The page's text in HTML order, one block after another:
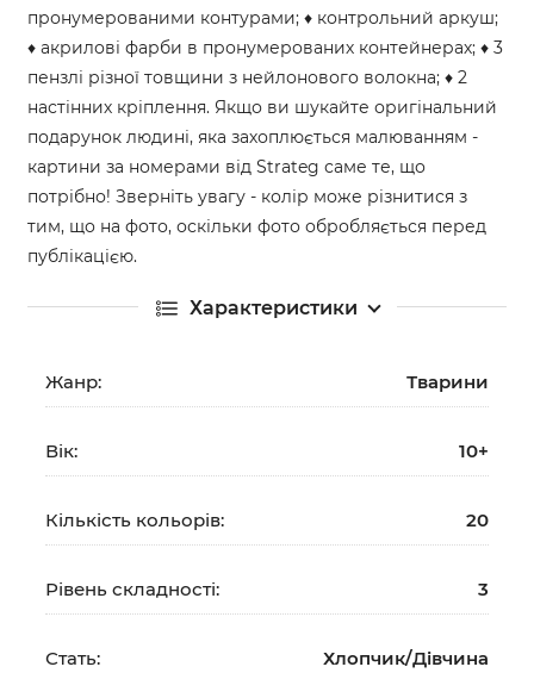
пронумерованими контурами; ♦ контрольний аркуш;
♦ акрилові фарби в пронумерованих контейнерах; ♦ 3
пензлі різної товщини з нейлонового волокна; ♦ 2
настінних кріплення. Якщо ви шукайте оригінальний
подарунок людині, яка захоплюється малюванням -
картини за номерами від Strateg саме те, що
потрібно! Зверніть увагу - колір може різнитися з
тим, що на фото, оскільки фото обробляється перед
публікацією.
Характеристики
Жанр: Тварини
Вік: 10+
Кількість кольорів: 20
Рівень складності: 3
Стать: Хлопчик/Дiвчина